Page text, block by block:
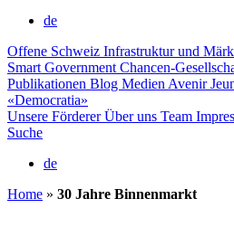
de
Offene Schweiz Infrastruktur und
Smart Government Chancen-
Publikationen Blog Medien Avenir
«Democratia»
Unsere FördererÜber uns Team
Suche
de
Home » 30 Jahre Binnenmarkt